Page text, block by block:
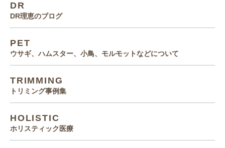
DR
DR理恵のブログ
PET
ウサギ、ハムスター、小鳥、モルモットなどについて
TRIMMING
トリミング事例集
HOLISTIC
ホリスティック医療